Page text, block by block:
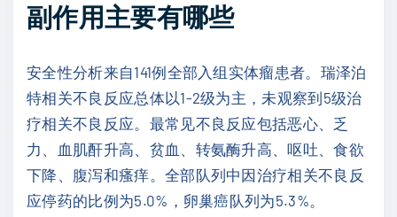
副作用主要有哪些
安全性分析来自141例全部入组实体瘤患者。瑞泽泊
特相关不良反应总体以1-2级为主，未观察到5级治
疗相关不良反应。最常见不良反应包括恶心、乏
力、血肌酐升高、贫血、转氨酶升高、呕吐、食欲
下降、腹泻和瘙痒。全部队列中因治疗相关不良反
应停药的比例为5.0%，卵巢癌队列为5.3%。